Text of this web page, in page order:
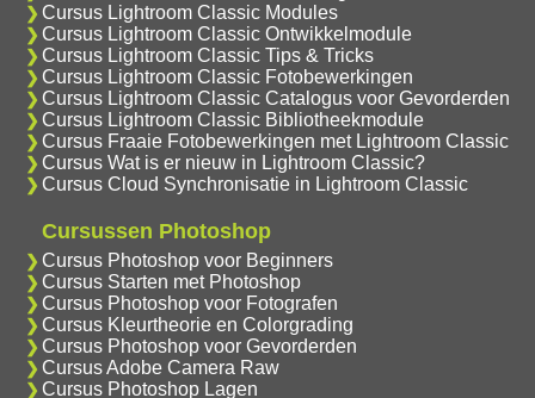
Cursus Lightroom Classic Modules
Cursus Lightroom Classic Ontwikkelmodule
Cursus Lightroom Classic Tips & Tricks
Cursus Lightroom Classic Fotobewerkingen
Cursus Lightroom Classic Catalogus voor Gevorderden
Cursus Lightroom Classic Bibliotheekmodule
Cursus Fraaie Fotobewerkingen met Lightroom Classic
Cursus Wat is er nieuw in Lightroom Classic?
Cursus Cloud Synchronisatie in Lightroom Classic
Cursussen Photoshop
Cursus Photoshop voor Beginners
Cursus Starten met Photoshop
Cursus Photoshop voor Fotografen
Cursus Kleurtheorie en Colorgrading
Cursus Photoshop voor Gevorderden
Cursus Adobe Camera Raw
Cursus Photoshop Lagen